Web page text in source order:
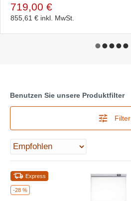
719,00 €
855,61 € inkl. MwSt.
Benutzen Sie unsere Produktfilter
Filter
-28 %
Express